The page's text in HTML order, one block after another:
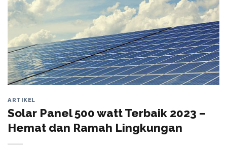
ARTIKEL
Solar Panel 500 watt Terbaik 2023 –
Hemat dan Ramah Lingkungan